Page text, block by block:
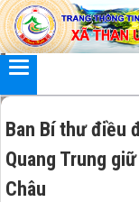
Ban Bí thư điều
Quang Trung
Châu
Đã kết nối EMC